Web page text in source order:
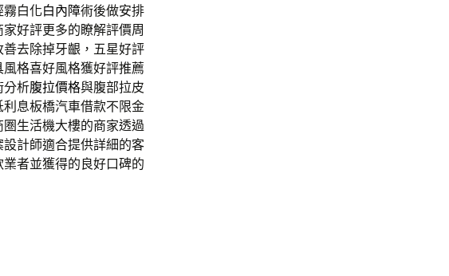
霧白化白內障術後做安排
家好評更多的瞭解評價周
去除掉牙齦，五星好評
格喜好風格獲好評推薦
分析腹拉價格與腹部拉皮
利息板橋汽車借款不限金
生活機大樓的商家透過
計師適合提供詳細的客
者並獲得的良好口碑的